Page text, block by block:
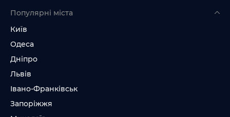
Популярні міста
Київ
Одеса
Дніпро
Львів
Івано-Франківськ
Запоріжжя